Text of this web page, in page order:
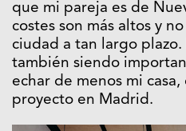
que mi pareja es de
costes son más altos y
ciudad a tan largo
también siendo
echar de menos mi
proyecto en Madrid.